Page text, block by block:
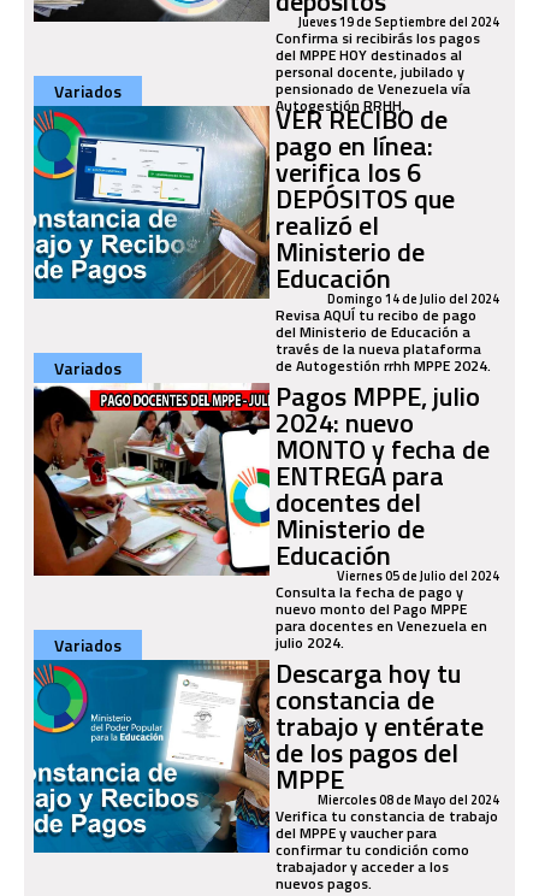
Jueves 19 de Septiembre del 2024
Confirma si recibirás los pagos
del MPPE HOY destinados al
personal docente, jubilado y
pensionado de Venezuela vía
Autogestión RRHH.
Variados
VER RECIBO de
pago en línea:
verifica los 6
DEPÓSITOS que
realizó el
Ministerio de
Educación
Domingo 14 de Julio del 2024
Revisa AQUÍ tu recibo de pago
del Ministerio de Educación a
través de la nueva plataforma
de Autogestión rrhh MPPE 2024.
Variados
Pagos MPPE, julio
2024: nuevo
MONTO y fecha de
ENTREGA para
docentes del
Ministerio de
EducaciónViernes 05 de Julio del 2024
Consulta la fecha de pago y
nuevo monto del Pago MPPE
para docentes en Venezuela en
julio 2024.
Variados
Descarga hoy tu
constancia de
trabajo y entérate
de los pagos del
MPPEMiercoles 08 de Mayo del 2024
Verifica tu constancia de trabajo
del MPPE y vaucher para
confirmar tu condición como
trabajador y acceder a los
nuevos pagos.